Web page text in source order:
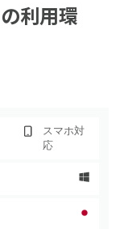
の利用環
スマホ対
応